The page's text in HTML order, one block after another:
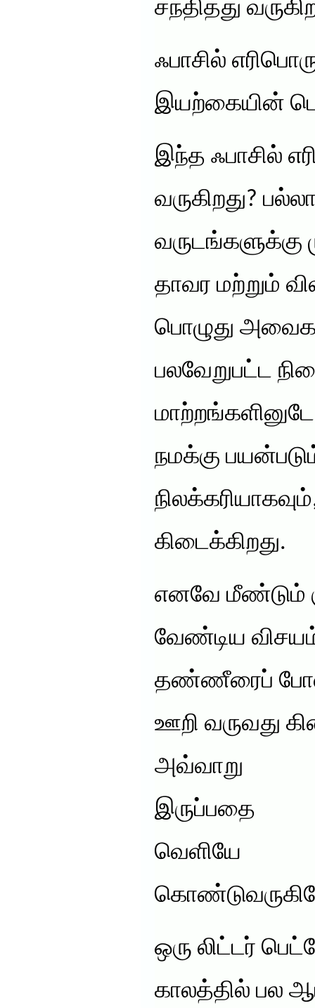
சந்தித்து
ஃபாசில்
இயற்கையின்
இந்த ஃபாசில்
வருகிறது?
தாவர மற்றும்
பொழுது
பலவேறுபட்ட
நமக்கு
கிடைக்கிறது.
எனவே மீண்டும்
வேண்டிய
தண்ணீரைப்
ஊறி வருவது
அவ்வாறு
இருப்பதை
வெளியே
ஒரு லிட்டர்
காலத்தில் பல